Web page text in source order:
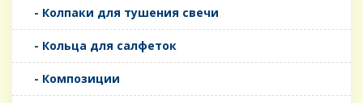
- Колпаки для тушения свечи
- Кольца для салфеток
- Композиции